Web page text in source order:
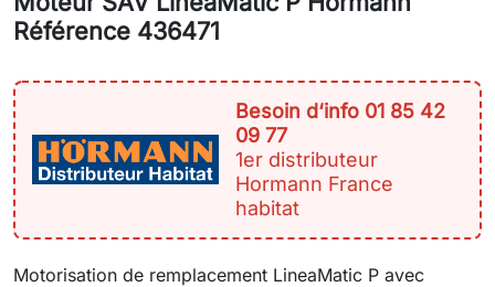
Référence 436471
Besoin d‘info 01 85 42
09 77
1er distributeur
Hormann France
habitat
Motorisation de remplacement LineaMatic P avec